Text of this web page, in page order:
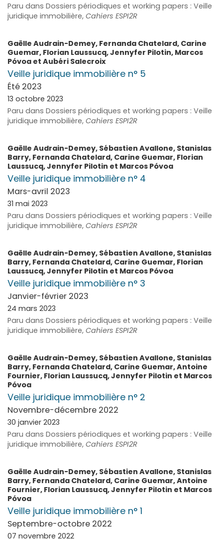
Paru dans Dossiers périodiques et working papers : Veille
juridique immobilière, Cahiers ESPI2R
Gaëlle Audrain-Demey, Fernanda Chatelard, Carine
Guemar, Florian Laussucq,Jennyfer Pilotin, Marcos
Póvoa et Aubéri Salecroix
Veille juridique immobilière n° 5
Été 2023
13 octobre 2023
Paru dans Dossiers périodiques et working papers : Veille
juridique immobilière, Cahiers ESPI2R
Gaëlle Audrain-Demey, Sébastien Avallone, Stanislas
Barry, Fernanda Chatelard, Carine Guemar, Florian
Laussucq,Jennyfer Pilotin et Marcos Póvoa
Veille juridique immobilière n° 4
Mars-avril 2023
31 mai 2023
Paru dans Dossiers périodiques et working papers : Veille
juridique immobilière, Cahiers ESPI2R
Gaëlle Audrain-Demey, Sébastien Avallone, Stanislas
Barry, Fernanda Chatelard, Carine Guemar, Florian
Laussucq,Jennyfer Pilotin et Marcos Póvoa
Veille juridique immobilière n° 3
Janvier-février 2023
24 mars 2023
Paru dans Dossiers périodiques et working papers : Veille
juridique immobilière, Cahiers ESPI2R
Gaëlle Audrain-Demey, Sébastien Avallone, Stanislas
Barry, Fernanda Chatelard, Carine Guemar,Antoine
Fournier, Florian Laussucq,Jennyfer Pilotin et Marcos
Póvoa
Veille juridique immobilière n° 2
Novembre-décembre 2022
30 janvier 2023
Paru dans Dossiers périodiques et working papers : Veille
juridique immobilière, Cahiers ESPI2R
Gaëlle Audrain-Demey, Sébastien Avallone, Stanislas
Barry, Fernanda Chatelard, Carine Guemar,Antoine
Fournier, Florian Laussucq,Jennyfer Pilotin et Marcos
Póvoa
Veille juridique immobilière n° 1
Septembre-octobre 2022
07 novembre 2022